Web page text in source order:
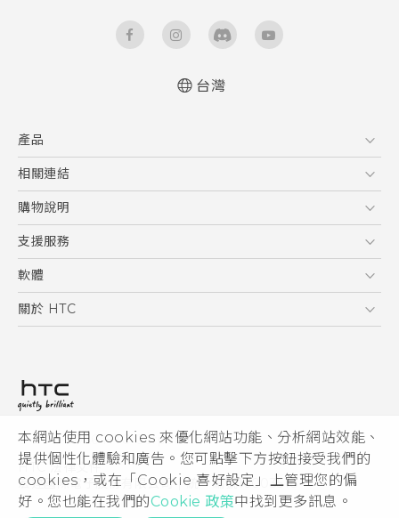
本網站使用 cookies 來優化網站功能、分析網站效能、
提供個性化體驗和廣告。您可點擊下方按鈕接受我們的
cookies，或在「Cookie 喜好設定」上管理您的偏
好。您也能在我們的Cookie 政策中找到更多訊息。
台灣
產品
5G
智慧型手機
配件
相關連結
HTC Research
購物說明
購物須知
訂單管理
付款方式
支援服務
到府收送維修服務
服務中心資訊
客戶服務佈告欄
軟體
應用程式
HTC Sync Manager
關於 HTC
投資人
隱私權政策
產品安全性
Cookie
© 2011-2026 HTC Corporation
HTC 法律文件
宏達國際電子股份有限公司 | 統一編號16003518